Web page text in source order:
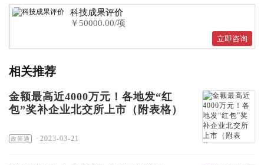
科技成果评价
￥50000.00/项
立即咨询
相关推荐
金额最高近4000万元！各地发“红
包”奖补企业北交所上市（附表格）
政策通 · 2023-03-21